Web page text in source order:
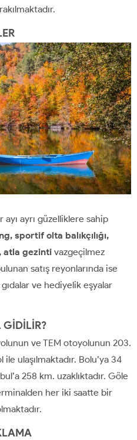
ayı ayrı güzelliklere sahip
sportif olta balıkçılığı,
atla gezinti vazgeçilmez
satış reyonlarında ise
ve hediyelik eşyalar
GİDİLİR?
ve TEM otoyolunun 203.
ile ulaşılmaktadır. Bolu’ya 34
258 km. uzaklıktadır. Göle
her iki saatte bir